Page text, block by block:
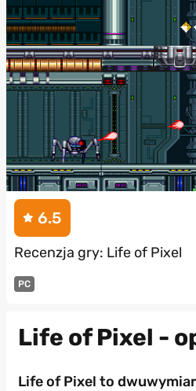
6.5
Recenzja gry: Life of Pixel
PC
Life of Pixel -
Life of Pixel to